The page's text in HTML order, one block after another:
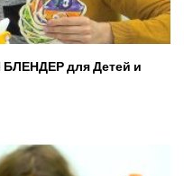
для Детей и